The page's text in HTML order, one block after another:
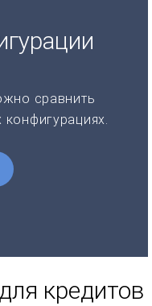
сравнить
кредитов